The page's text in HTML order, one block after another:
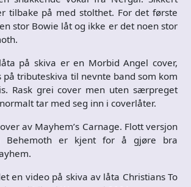
tilbake på med stolthet. For det første
stor Bowie låt og ikke er det noen stor
på skiva er en Morbid Angel cover,
på tributeskiva til nevnte band som kom
Rask grei cover men uten særpreget
tar med seg inn i coverlåter.
av Mayhem’s Carnage. Flott versjon
Behemoth er kjent for å gjøre bra
en video på skiva av låta Christians To